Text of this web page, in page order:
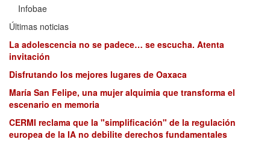
Infobae
Últimas noticias
La adolescencia no se padece… se escucha. Atenta
invitación
Disfrutando los mejores lugares de Oaxaca
María San Felipe, una mujer alquimia que transforma el
escenario en memoria
CERMI reclama que la "simplificación" de la regulación
europea de la IA no debilite derechos fundamentales